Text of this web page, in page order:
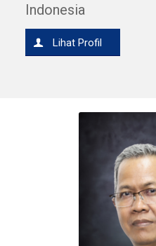
Indonesia
Lihat Profil